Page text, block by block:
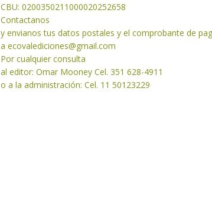
CBU: 0200350211000020252658
Contactanos
y envianos tus datos postales y el comprobante de
a ecovalediciones@gmail.com
Por cualquier consulta
al editor: Omar Mooney Cel. 351 628-4911
o a la administración: Cel. 11 50123229